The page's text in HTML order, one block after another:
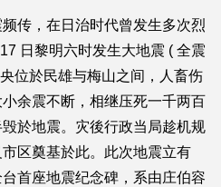
传，在日治时代曾发生多次烈
日黎明六时发生大地震 ( 全震
位於民雄与梅山之间，人畜伤
余震不断，相继压死一千两百
於地震。灾後行政当局趁机规
区奠基於此。此次地震立有
台首座地震纪念碑，系由庄伯容